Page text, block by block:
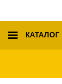
КАТАЛОГ